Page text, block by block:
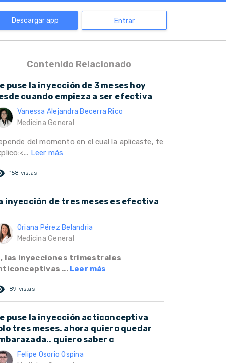
Descargar app Entrar
Contenido Relacionado
puse la inyección de 3 meses hoy
cuando empieza a ser efectiva
Vanessa Alejandra Becerra Rico
Medicina General
del momento en el cual la aplicaste, te
Leer más
158 vistas
inyección de tres meses es efectiva
Oriana Pérez Belandria
Medicina General
las inyecciones trimestrales
... Leer más
89 vistas
puse la inyección acticonceptiva
tres meses. ahora quiero quedar
quiero saber c
Felipe Osorio Ospina